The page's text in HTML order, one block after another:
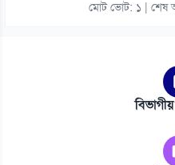
মোট ভোট: ১ | শেষ